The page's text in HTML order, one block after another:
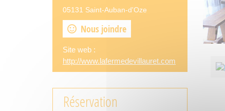
05131 Saint-Auban-d'Oze
Nous joindre
Site web :
http://www.lafermedevillauret.com
Réservation